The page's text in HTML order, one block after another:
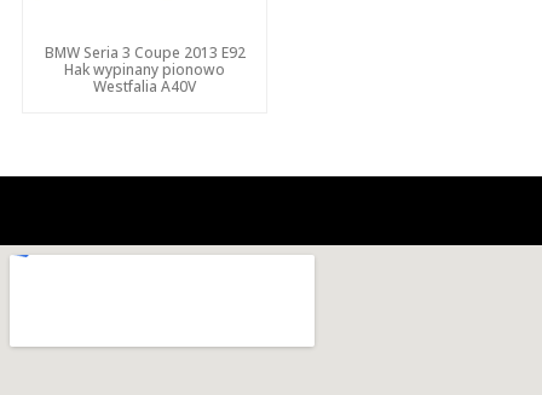
BMW Seria 3 Coupe 2013 E92
Hak wypinany pionowo
Westfalia A40V